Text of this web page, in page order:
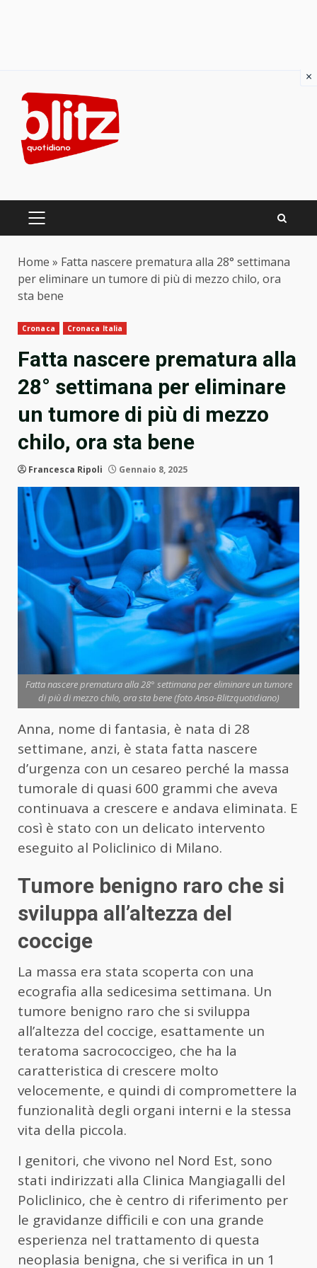
content
PRIMARY
Home » Fatta nascere prematura alla 28° settimana
per eliminare un tumore di più di mezzo chilo, ora
sta bene
Cronaca Cronaca Italia
Fatta nascere prematura alla
28° settimana per eliminare
un tumore di più di mezzo
chilo, ora sta bene
Francesca Ripoli Gennaio 8, 2025
Fatta nascere prematura alla 28° settimana per eliminare un tumore
di più di mezzo chilo, ora sta bene (foto Ansa-Blitzquotidiano)
Anna, nome di fantasia, è nata di 28
settimane, anzi, è stata fatta nascere
d’urgenza con un cesareo perché la massa
tumorale di quasi 600 grammi che aveva
continuava a crescere e andava eliminata. E
così è stato con un delicato intervento
eseguito al Policlinico di Milano.
Tumore benigno raro che si
sviluppa all’altezza del
coccige
La massa era stata scoperta con una
ecografia alla sedicesima settimana. Un
tumore benigno raro che si sviluppa
all’altezza del coccige, esattamente un
teratoma sacrococcigeo, che ha la
caratteristica di crescere molto
velocemente, e quindi di compromettere la
funzionalità degli organi interni e la stessa
vita della piccola.
I genitori, che vivono nel Nord Est, sono
stati indirizzati alla Clinica Mangiagalli del
Policlinico, che è centro di riferimento per
le gravidanze difficili e con una grande
esperienza nel trattamento di questa
neoplasia benigna, che si verifica in un 1
×